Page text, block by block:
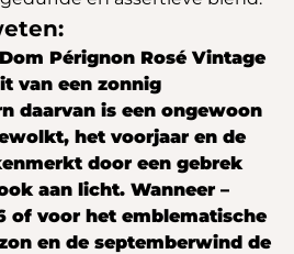
Dom Pérignon Rosé Vintage
van een zonnig
daarvan is een ongewoon
het voorjaar en de
door een gebrek
aan licht. Wanneer –
of voor het emblematische
en de septemberwind de